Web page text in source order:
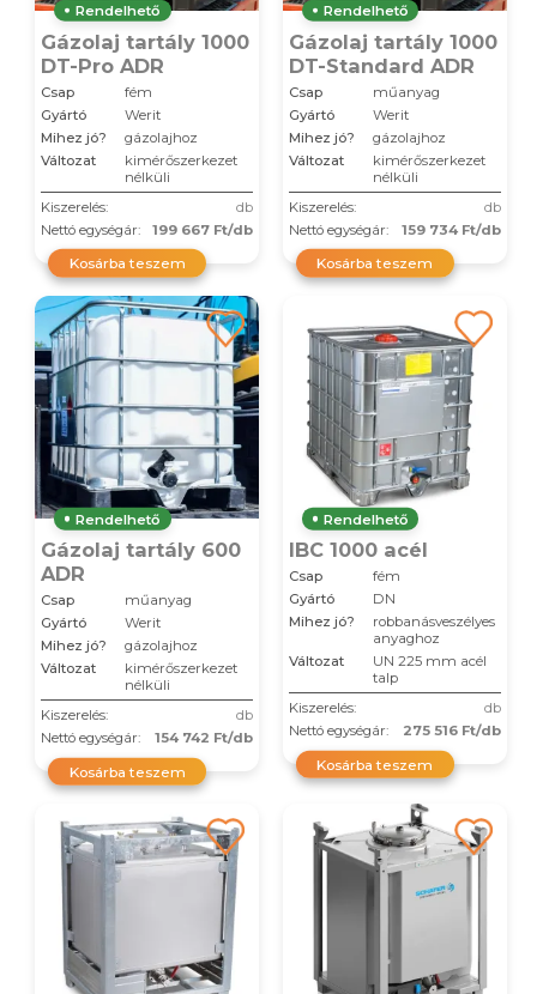
Rendelhető
Gázolaj tartály 1000
DT-Pro ADR
Csap
fém
Gyártó
Werit
Mihez jó?
gázolajhoz
Változat
kimérőszerkezet
nélküli
Kiszerelés:
db
Nettó egységár:
199 667 Ft/db
Kosárba teszem
Rendelhető
Gázolaj tartály 1000
DT-Standard ADR
Csap
műanyag
Gyártó
Werit
Mihez jó?
gázolajhoz
Változat
kimérőszerkezet
nélküli
Kiszerelés:
db
Nettó egységár:
159 734 Ft/db
Kosárba teszem
Rendelhető
Gázolaj tartály 600
ADR
Csap
műanyag
Gyártó
Werit
Mihez jó?
gázolajhoz
Változat
kimérőszerkezet
nélküli
Kiszerelés:
db
Nettó egységár:
154 742 Ft/db
Kosárba teszem
Rendelhető
IBC 1000 acél
Csap
fém
Gyártó
DN
Mihez jó?
robbanásveszélyes
anyaghoz
Változat
UN 225 mm acél
talp
Kiszerelés:
db
Nettó egységár:
275 516 Ft/db
Kosárba teszem